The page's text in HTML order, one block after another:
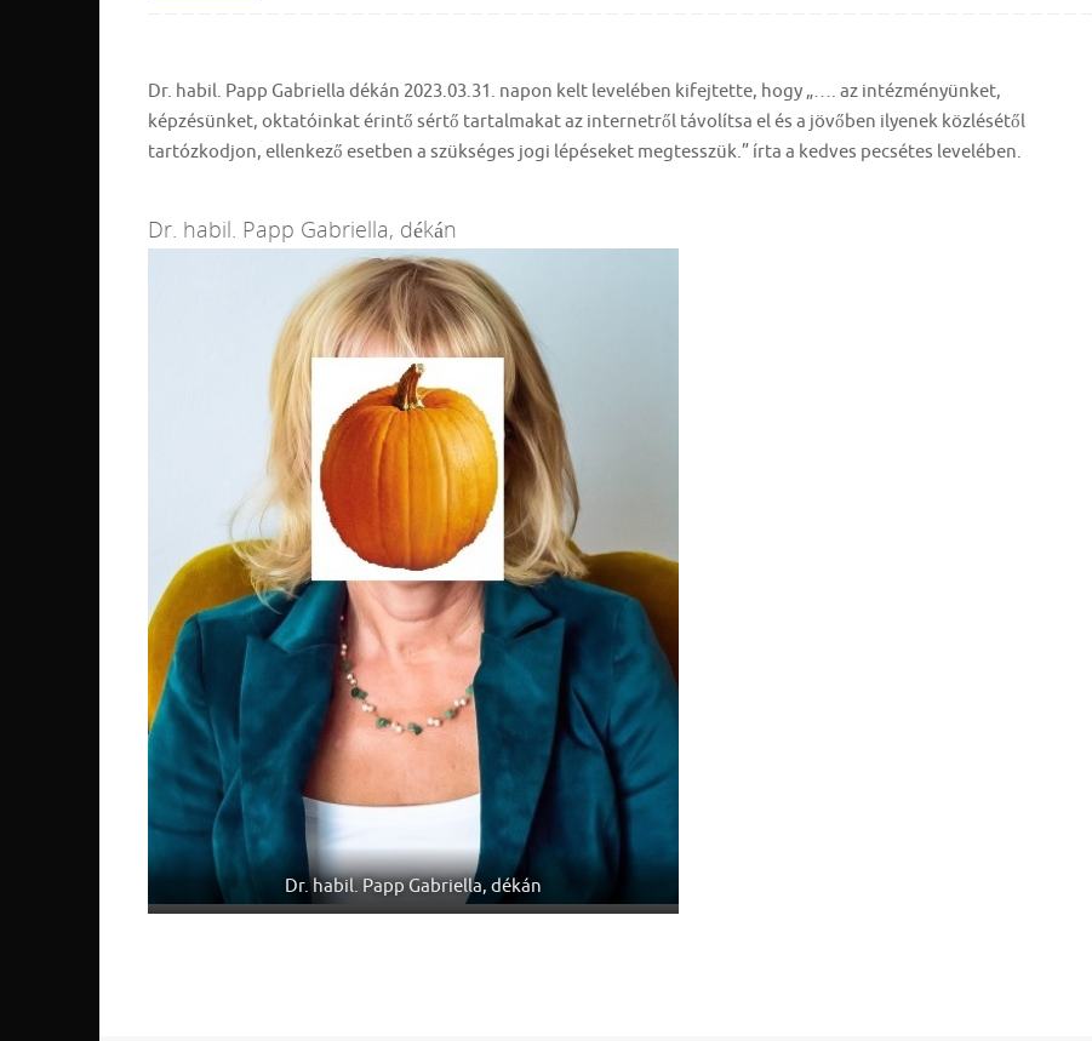
Dr. habil. Papp Gabriella dékán 2023.03.31. napon kelt levelében kifejtette, hogy „…. az intézményünket,
képzésünket, oktatóinkat érintő sértő tartalmakat az internetről távolítsa el és a jövőben ilyenek közlésétől
tartózkodjon, ellenkező esetben a szükséges jogi lépéseket megtesszük.” írta a kedves pecsétes levelében.
Dr. habil. Papp Gabriella, dékán
Dr. habil. Papp Gabriella, dékán